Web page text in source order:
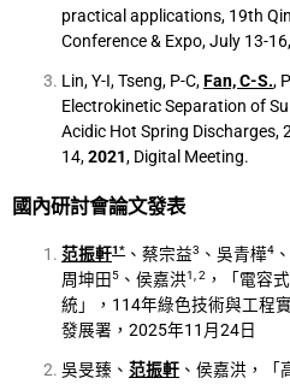
practical applications, 19th
Conference & Expo, July 13-
Lin, Y-I, Tseng, P-C,Fan, C-S.,
Electrokinetic Separation of
Acidic Hot Spring Discharges,
14,2021, Digital Meeting.
國內研討會論文發表
范振軒1* 、蔡宗益3 、吳青樺4
周坤田5 、侯嘉洪1, 2 ，「電容
統」，114年綠色技術與工程
發展署，2025年11月24日
吳旻臻、范振軒 、侯嘉洪，「